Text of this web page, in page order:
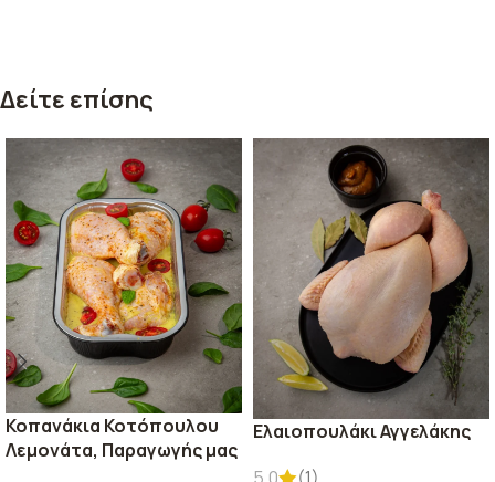
Δείτε επίσης
Κοπανάκια Κοτόπουλου
Λεμονάτα, Παραγωγής μας
Ελαιοπουλάκι Αγγελάκης